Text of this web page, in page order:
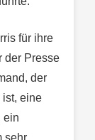
für ihre
der Presse
der
ist, eine
ein
sehr